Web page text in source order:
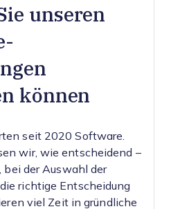
unseren
können
seit 2020 Software.
wir, wie entscheidend –
bei der Auswahl der
richtige Entscheidung
viel Zeit in gründliche